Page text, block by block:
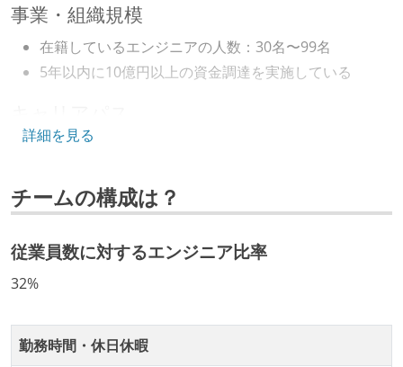
その他
aws
github-copilot
その他
playwright
事業・組織規模
在籍しているエンジニアの人数：30名〜99名
5年以内に10億円以上の資金調達を実施している
エンジニアの人事評価にエンジニア経験者が関わって
年収800万円以上のエンジニアに、マネジメントの役
割を持たない人がいる
技術カルチャー
開発メンバーの裁量
詳細を見る
チームの構成は？
従業員数に対するエンジニア比率
32%
勤務時間・休日休暇